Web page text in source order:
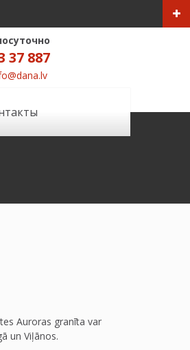
37 887
Auroras granīta var
un Viļānos.